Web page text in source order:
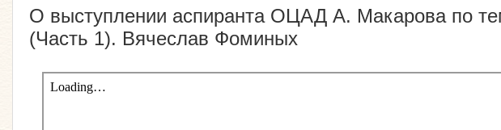
О выступлении аспиранта ОЦАД А. Макарова по
(Часть 1). Вячеслав Фоминых